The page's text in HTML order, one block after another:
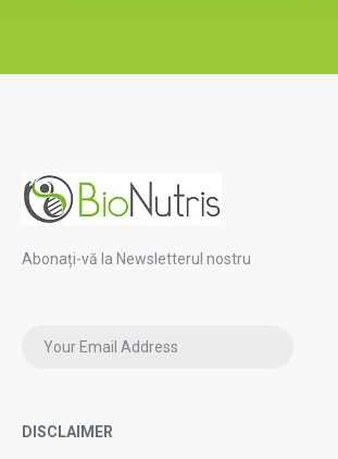
Abonați-vă la Newsletterul nostru
DISCLAIMER